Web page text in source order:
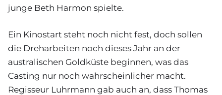
junge Beth Harmon spielte.
Ein Kinostart steht noch nicht fest, doch sollen
die Dreharbeiten noch dieses Jahr an der
australischen Goldküste beginnen, was das
Casting nur noch wahrscheinlicher macht.
Regisseur Luhrmann gab auch an, dass Thomas